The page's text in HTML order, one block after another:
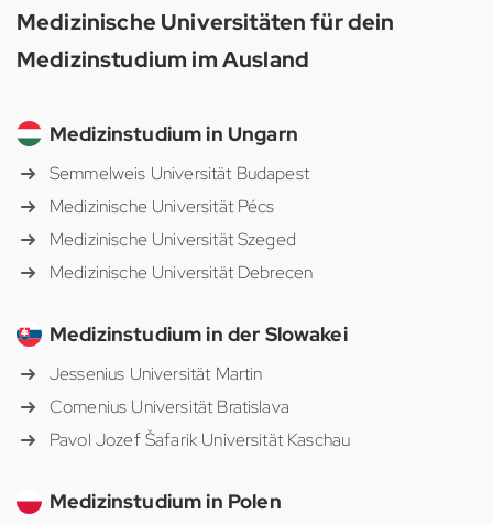
Medizinische Universitäten für dein
Medizinstudium im Ausland
Medizinstudium in Ungarn
Semmelweis Universität Budapest
Medizinische Universität Pécs
Medizinische Universität Szeged
Medizinische Universität Debrecen
Medizinstudium in der Slowakei
Jessenius Universität Martin
Comenius Universität Bratislava
Pavol Jozef Šafarik Universität Kaschau
Medizinstudium in Polen